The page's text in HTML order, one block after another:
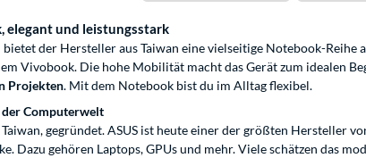
elegant und leistungsstark
der Hersteller aus Taiwan eine vielseitige Notebook-Reihe
Vivobook. Die hohe Mobilität macht das Gerät zum idealen
Projekten. Mit dem Notebook bist du im Alltag flexibel.
der Computerwelt
gegründet. ASUS ist heute einer der größten Hersteller
Dazu gehören Laptops, GPUs und mehr. Viele schätzen das